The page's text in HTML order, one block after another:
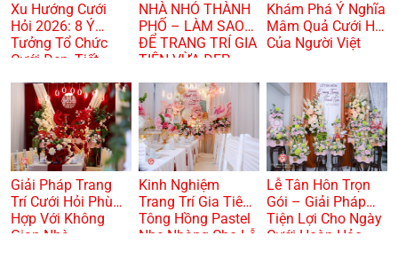
Xu Hướng Cưới
Hỏi 2026: 8 Ý
Tưởng Tổ Chức
Cưới Đẹp, Tiết
NHÀ NHỎ THÀNH
PHỐ – LÀM SAO
ĐỂ TRANG TRÍ GIA
TIÊN VỪA ĐẸP
TRỌNG? 🏠🌸
Khám Phá Ý Nghĩa
Mâm Quả Cưới Hỏi
Của Người Việt
Giải Pháp Trang
Trí Cưới Hỏi Phù
Hợp Với Không
Gian Nhà
Kinh Nghiệm
Trang Trí Gia Tiên
Tông Hồng Pastel
Nhẹ Nhàng Cho Lễ
Lễ Tân Hôn Trọn
Gói – Giải Pháp
Tiện Lợi Cho Ngày
Cưới Hoàn Hảo